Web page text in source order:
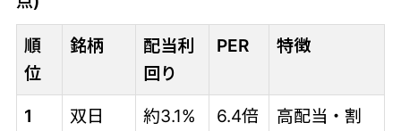
順
位
銘柄
配当利
回り
PER 特徴
1 双日 約3.1% 6.4倍
高配当・割